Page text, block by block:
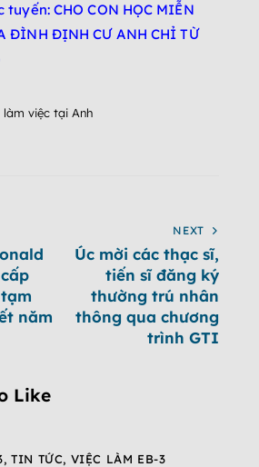
CHO CON HỌC MIỄN
ĐÌNH ĐỊNH CƯ ANH CHỈ TỪ
làm việc tại Anh
năm
NEXT
Úc mời các thạc sĩ,
tiến sĩ đăng ký
thường trú nhân
thông qua chương
trình GTI
Like
,TIN TỨC, VIỆC LÀM EB-3